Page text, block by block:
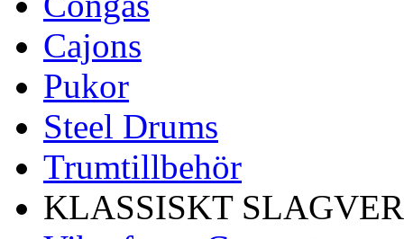
Cajons
Pukor
Steel Drums
Trumtillbehör
KLASSISKT